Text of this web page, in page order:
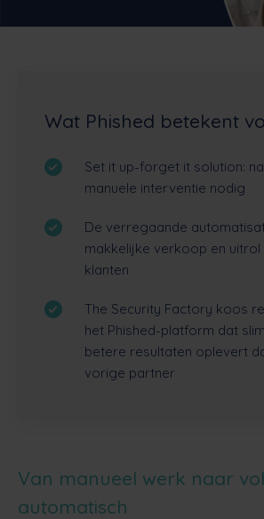
Wat Phished betekent
Set it up-forget it solution:
manuele interventie nodig
De verregaande
makkelijke verkoop en uitrol
klanten
The Security Factory koos
het Phished-platform dat
betere resultaten oplevert
vorige partner
Van manueel werk naar
automatisch